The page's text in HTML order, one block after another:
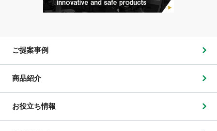
ご提案事例
商品紹介
お役立ち情報